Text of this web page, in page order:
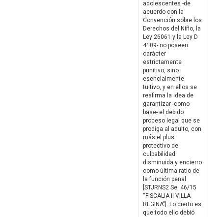
adolescentes -de
acuerdo con la
Convención sobre los
Derechos del Niño, la
Ley 26061 y la Ley D
4109- no poseen
carácter
estrictamente
punitivo, sino
esencialmente
tuitivo, y en ellos se
reafirma la idea de
garantizar -como
base- el debido
proceso legal que se
prodiga al adulto, con
más el plus
protectivo de
culpabilidad
disminuida y encierro
como última ratio de
la función penal
[STJRNS2 Se. 46/15
“FISCALIA II VILLA
REGINA”]. Lo cierto es
que todo ello debió